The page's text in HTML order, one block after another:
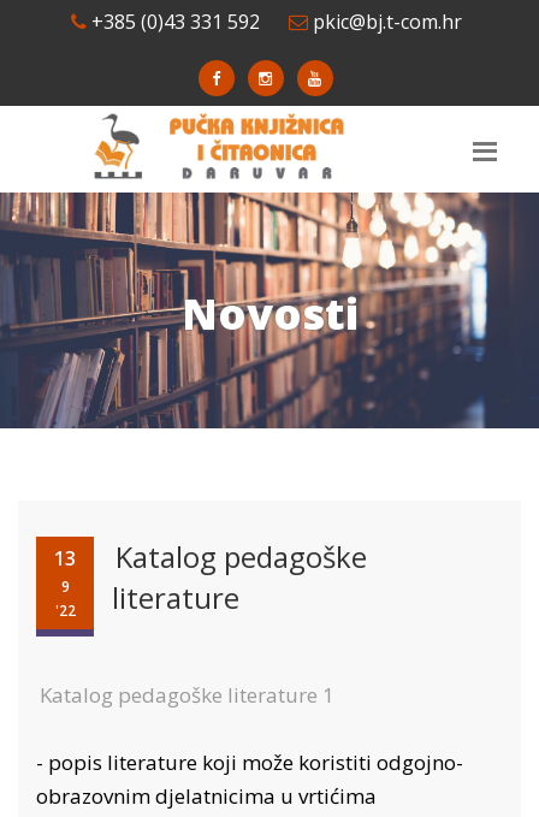
+385 (0)43 331 592 pkic@bj.t-com.hr
Novosti
13
9
'22
Katalog pedagoške
literature
Katalog pedagoške literature 1
- popis literature koji može koristiti odgojno-
obrazovnim djelatnicima u vrtićima